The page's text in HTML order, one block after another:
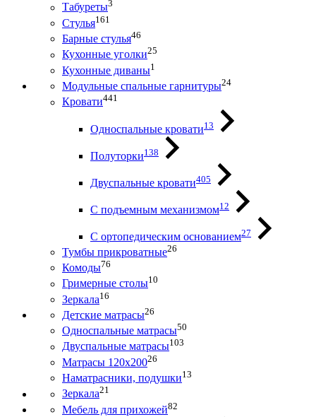
Табуреты3
Стулья161
Барные стулья46
Кухонные уголки25
Кухонные диваны1
Модульные спальные гарнитуры24
Кровати441
Односпальные кровати13
Полуторки138
Двуспальные кровати405
С подъемным механизмом12
С ортопедическим основанием27
Тумбы прикроватные26
Комоды76
Гримерные столы10
Зеркала16
Детские матрасы26
Односпальные матрасы50
Двуспальные матрасы103
Матрасы 120х20026
Наматрасники, подушки13
Зеркала21
Мебель для прихожей82